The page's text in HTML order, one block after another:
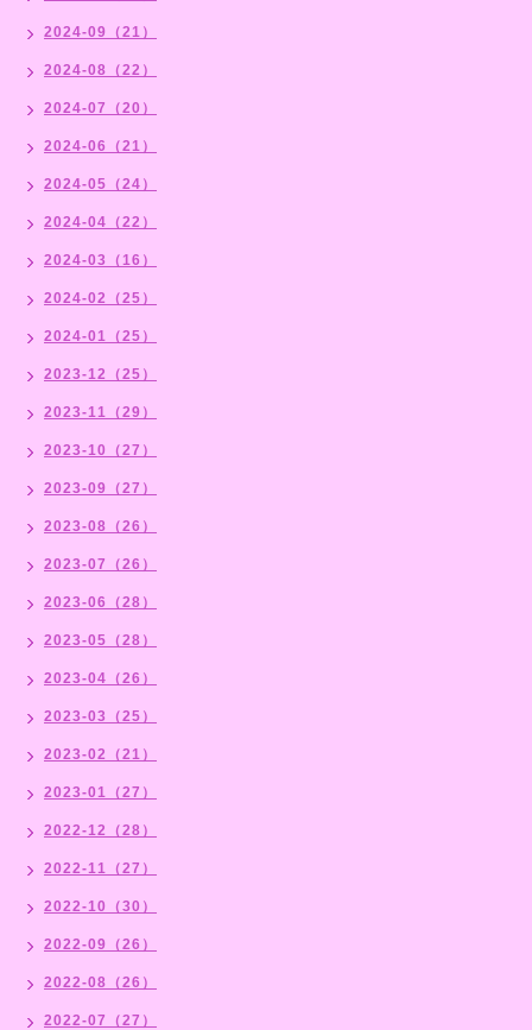
2024-09（21）
2024-08（22）
2024-07（20）
2024-06（21）
2024-05（24）
2024-04（22）
2024-03（16）
2024-02（25）
2024-01（25）
2023-12（25）
2023-11（29）
2023-10（27）
2023-09（27）
2023-08（26）
2023-07（26）
2023-06（28）
2023-05（28）
2023-04（26）
2023-03（25）
2023-02（21）
2023-01（27）
2022-12（28）
2022-11（27）
2022-10（30）
2022-09（26）
2022-08（26）
2022-07（27）